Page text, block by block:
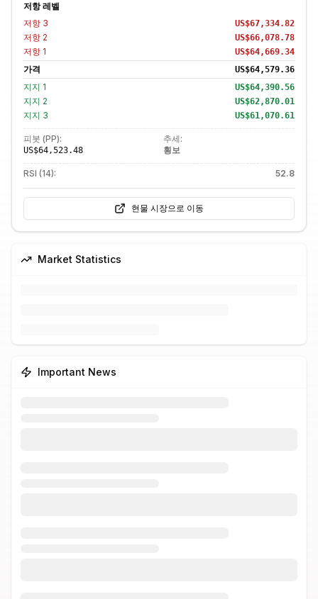
저항 레벨
저항 3 US$67,334.82
저항 2 US$66,078.78
저항 1 US$64,669.34
가격 US$64,579.36
지지 1 US$64,390.56
지지 2 US$62,870.01
지지 3 US$61,070.61
피봇 (PP):
US$64,523.48
추세:
횡보
RSI (14): 52.8
현물 시장으로 이동
Market Statistics
Important News